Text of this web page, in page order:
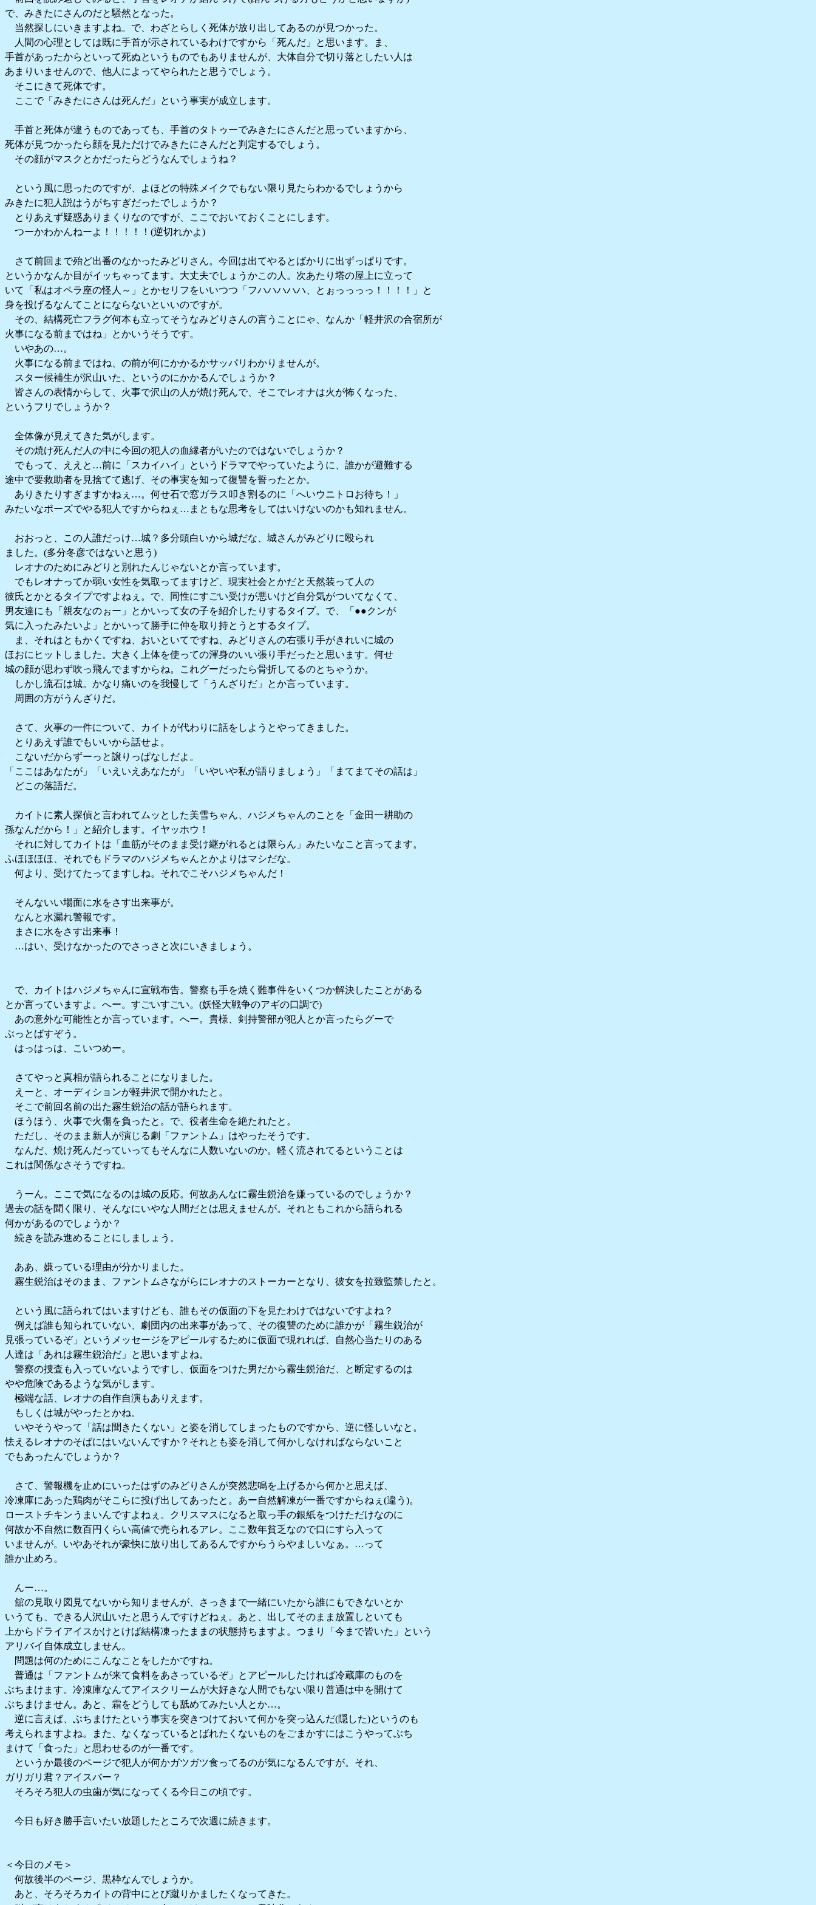
で、みきたにさんのだと騒然となった。
当然探しにいきますよね。で、わざとらしく死体が放り出してあるのが見つかった。
人間の心理としては既に手首が示されているわけですから「死んだ」と思います。ま、
手首があったからといって死ぬというものでもありませんが、大体自分で切り落としたい人は
あまりいませんので、他人によってやられたと思うでしょう。
そこにきて死体です。
ここで「みきたにさんは死んだ」という事実が成立します。
手首と死体が違うものであっても、手首のタトゥーでみきたにさんだと思っていますから、
死体が見つかったら顔を見ただけでみきたにさんだと判定するでしょう。
その顔がマスクとかだったらどうなんでしょうね？
という風に思ったのですが、よほどの特殊メイクでもない限り見たらわかるでしょうから
みきたに犯人説はうがちすぎだったでしょうか？
とりあえず疑惑ありまくりなのですが、ここでおいておくことにします。
つーかわかんねーよ！！！！！(逆切れかよ)
さて前回まで殆ど出番のなかったみどりさん。今回は出てやるとばかりに出ずっぱりです。
というかなんか目がイッちゃってます。大丈夫でしょうかこの人。次あたり塔の屋上に立って
いて「私はオペラ座の怪人～」とかセリフをいいつつ「フハハハハハ、とぉっっっっ！！！！」と
身を投げるなんてことにならないといいのですが。
その、結構死亡フラグ何本も立ってそうなみどりさんの言うことにゃ、なんか「軽井沢の合宿所が
火事になる前まではね」とかいうそうです。
いやあの…。
火事になる前まではね、の前が何にかかるかサッパリわかりませんが。
スター候補生が沢山いた、というのにかかるんでしょうか？
皆さんの表情からして、火事で沢山の人が焼け死んで、そこでレオナは火が怖くなった、
というフリでしょうか？
全体像が見えてきた気がします。
その焼け死んだ人の中に今回の犯人の血縁者がいたのではないでしょうか？
でもって、ええと…前に「スカイハイ」というドラマでやっていたように、誰かが避難する
途中で要救助者を見捨てて逃げ、その事実を知って復讐を誓ったとか。
ありきたりすぎますかねぇ…。何せ石で窓ガラス叩き割るのに「へいウニトロお待ち！」
みたいなポーズでやる犯人ですからねぇ…まともな思考をしてはいけないのかも知れません。
おおっと、この人誰だっけ…城？多分頭白いから城だな、城さんがみどりに殴られ
ました。(多分冬彦ではないと思う)
レオナのためにみどりと別れたんじゃないとか言っています。
でもレオナってか弱い女性を気取ってますけど、現実社会とかだと天然装って人の
彼氏とかとるタイプですよねぇ。で、同性にすごい受けが悪いけど自分気がついてなくて、
男友達にも「親友なのぉー」とかいって女の子を紹介したりするタイプ。で、「●●クンが
気に入ったみたいよ」とかいって勝手に仲を取り持とうとするタイプ。
ま、それはともかくですね、おいといてですね、みどりさんの右張り手がきれいに城の
ほおにヒットしました。大きく上体を使っての渾身のいい張り手だったと思います。何せ
城の顔が思わず吹っ飛んでますからね。これグーだったら骨折してるのとちゃうか。
しかし流石は城。かなり痛いのを我慢して「うんざりだ」とか言っています。
周囲の方がうんざりだ。
さて、火事の一件について、カイトが代わりに話をしようとやってきました。
とりあえず誰でもいいから話せよ。
こないだからずーっと譲りっぱなしだよ。
「ここはあなたが」「いえいえあなたが」「いやいや私が語りましょう」「まてまてその話は」
どこの落語だ。
カイトに素人探偵と言われてムッとした美雪ちゃん、ハジメちゃんのことを「金田一耕助の
孫なんだから！」と紹介します。イヤッホウ！
それに対してカイトは「血筋がそのまま受け継がれるとは限らん」みたいなこと言ってます。
ふほほほほ、それでもドラマのハジメちゃんとかよりはマシだな。
何より、受けてたってますしね。それでこそハジメちゃんだ！
そんないい場面に水をさす出来事が。
なんと水漏れ警報です。
まさに水をさす出来事！
…はい、受けなかったのでさっさと次にいきましょう。
で、カイトはハジメちゃんに宣戦布告。警察も手を焼く難事件をいくつか解決したことがある
とか言っていますよ。へー。すごいすごい。(妖怪大戦争のアギの口調で)
あの意外な可能性とか言っています。へー。貴様、剣持警部が犯人とか言ったらグーで
ぶっとばすぞう。
はっはっは、こいつめー。
さてやっと真相が語られることになりました。
えーと、オーディションが軽井沢で開かれたと。
そこで前回名前の出た霧生鋭治の話が語られます。
ほうほう、火事で火傷を負ったと。で、役者生命を絶たれたと。
ただし、そのまま新人が演じる劇「ファントム」はやったそうです。
なんだ、焼け死んだっていってもそんなに人数いないのか。軽く流されてるということは
これは関係なさそうですね。
うーん。ここで気になるのは城の反応。何故あんなに霧生鋭治を嫌っているのでしょうか？
過去の話を聞く限り、そんなにいやな人間だとは思えませんが。それともこれから語られる
何かがあるのでしょうか？
続きを読み進めることにしましょう。
ああ、嫌っている理由が分かりました。
霧生鋭治はそのまま、ファントムさながらにレオナのストーカーとなり、彼女を拉致監禁したと。
という風に語られてはいますけども、誰もその仮面の下を見たわけではないですよね？
例えば誰も知られていない、劇団内の出来事があって、その復讐のために誰かが「霧生鋭治が
見張っているぞ」というメッセージをアピールするために仮面で現れれば、自然心当たりのある
人達は「あれは霧生鋭治だ」と思いますよね。
警察の捜査も入っていないようですし、仮面をつけた男だから霧生鋭治だ、と断定するのは
やや危険であるような気がします。
極端な話、レオナの自作自演もありえます。
もしくは城がやったとかね。
いやそうやって「話は聞きたくない」と姿を消してしまったものですから、逆に怪しいなと。
怯えるレオナのそばにはいないんですか？それとも姿を消して何かしなければならないこと
でもあったんでしょうか？
さて、警報機を止めにいったはずのみどりさんが突然悲鳴を上げるから何かと思えば、
冷凍庫にあった鶏肉がそこらに投げ出してあったと。あー自然解凍が一番ですからねぇ(違う)。
ローストチキンうまいんですよねぇ。クリスマスになると取っ手の銀紙をつけただけなのに
何故か不自然に数百円くらい高値で売られるアレ。ここ数年貧乏なので口にすら入って
いませんが。いやあそれが豪快に放り出してあるんですからうらやましいなぁ。…って
誰か止めろ。
んー…。
舘の見取り図見てないから知りませんが、さっきまで一緒にいたから誰にもできないとか
いうても、できる人沢山いたと思うんですけどねぇ。あと、出してそのまま放置しといても
上からドライアイスかけとけば結構凍ったままの状態持ちますよ。つまり「今まで皆いた」という
アリバイ自体成立しません。
問題は何のためにこんなことをしたかですね。
普通は「ファントムが来て食料をあさっているぞ」とアピールしたければ冷蔵庫のものを
ぶちまけます。冷凍庫なんてアイスクリームが大好きな人間でもない限り普通は中を開けて
ぶちまけません。あと、霜をどうしても舐めてみたい人とか…。
逆に言えば、ぶちまけたという事実を突きつけておいて何かを突っ込んだ(隠した)というのも
考えられますよね。また、なくなっているとばれたくないものをごまかすにはこうやってぶち
まけて「食った」と思わせるのが一番です。
というか最後のページで犯人が何かガツガツ食ってるのが気になるんですが。それ、
ガリガリ君？アイスバー？
そろそろ犯人の虫歯が気になってくる今日この頃です。
今日も好き勝手言いたい放題したところで次週に続きます。
＜今日のメモ＞
何故後半のページ、黒枠なんでしょうか。
あと、そろそろカイトの背中にとび蹴りかましたくなってきた。